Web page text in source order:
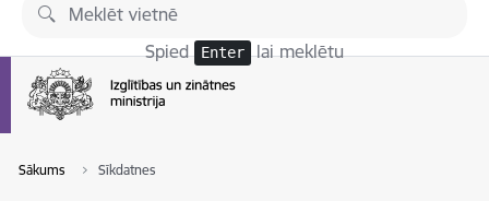
Pāriet uz lapas saturu
Spied Enter lai meklētu
Sākums Sīkdatnes